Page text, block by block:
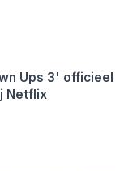
Ups 3' officieel
Netflix